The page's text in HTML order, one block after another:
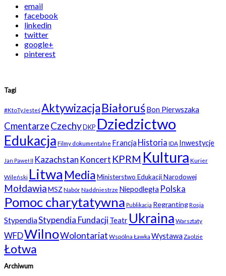
email
facebook
linkedin
twitter
google+
pinterest
Tagi
#KtoTyJesteśAktywizacjaBiałoruśBon Pierwszaka
CmentarzeCzechyDKP Dziedzictwo
Edukacja Filmy dokumentalne Francja Historia IDA Inwestycje
Jan Paweł II Kazachstan Koncert KPRM Kultura Kurier
Wileński Litwa MediaMinisterstwo Edukacji Narodowej
MołdawiaMSZ NabórNaddniestrze Niepodległa Polska
Pomoc charytatywna Publikacja RegrantingRosja
StypendiaStypendia FundacjiTeatr Ukraina Warsztaty
WFDWilnoWolontariat Wspólna Ławka Wystawa Zaolzie
Łotwa
Archiwum